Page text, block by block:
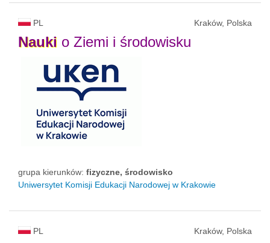
PL Kraków, Polska
Nauki o Ziemi i środowisku
grupa kierunków: fizyczne, środowisko
Uniwersytet Komisji Edukacji Narodowej w Krakowie
PL Kraków, Polska